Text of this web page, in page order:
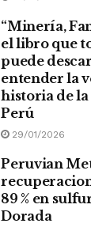
“Minería,
el libro que
puede
entender la
historia de
Perú
29/01/2026
Peruvian
89 % en
Dorada